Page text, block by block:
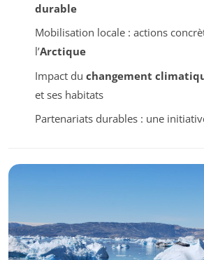
durable
Mobilisation locale : actions
l’Arctique
Impact du changement
et ses habitats
Partenariats durables : une